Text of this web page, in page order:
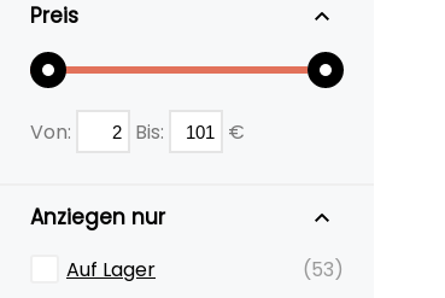
Preis
Von: Bis: €
Anziegen nur
Auf Lager
(53)